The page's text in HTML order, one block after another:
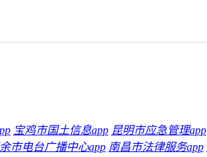
宝鸡市国土信息app 昆明市应急管理app
市电台广播中心app 南昌市法律服务app